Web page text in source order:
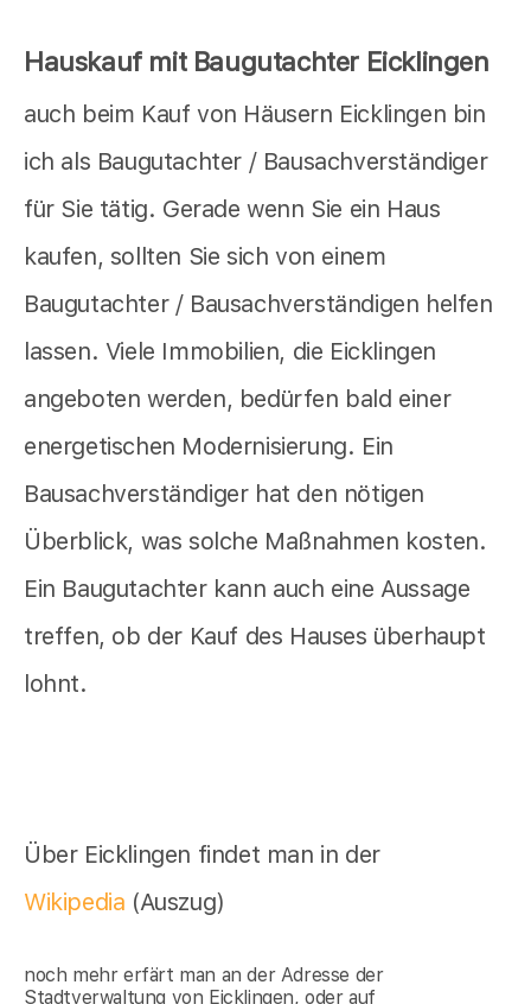
Hauskauf mit Baugutachter Eicklingen
auch beim Kauf von Häusern Eicklingen bin
ich als Baugutachter / Bausachverständiger
für Sie tätig. Gerade wenn Sie ein Haus
kaufen, sollten Sie sich von einem
Baugutachter / Bausachverständigen helfen
lassen. Viele Immobilien, die Eicklingen
angeboten werden, bedürfen bald einer
energetischen Modernisierung. Ein
Bausachverständiger hat den nötigen
Überblick, was solche Maßnahmen kosten.
Ein Baugutachter kann auch eine Aussage
treffen, ob der Kauf des Hauses überhaupt
lohnt.
Über Eicklingen findet man in der
Wikipedia (Auszug)
noch mehr erfärt man an der Adresse der
Stadtverwaltung von Eicklingen, oder auf